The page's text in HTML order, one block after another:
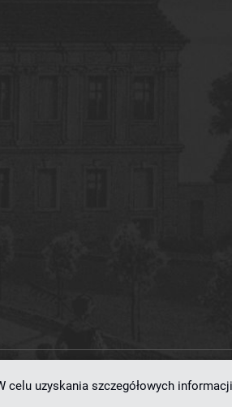
Centrum Superkomputerowo-Sieciowe
uzyskania szczegółowych